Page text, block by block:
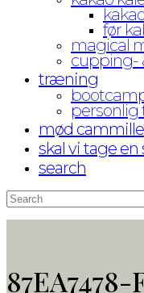
før
magical
cupping-
træning
mød cammille
skal vi tage en
search
Search